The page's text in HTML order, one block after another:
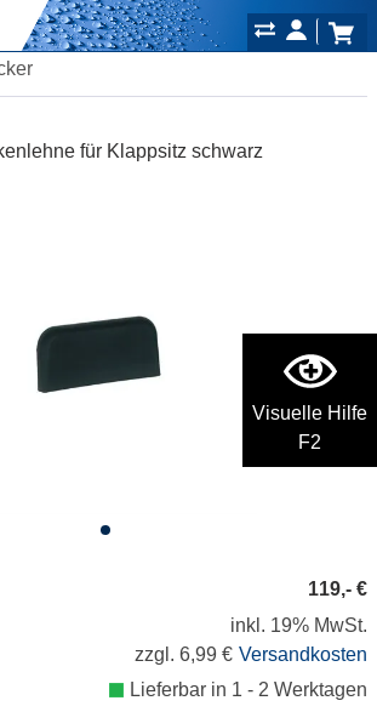
Visuelle Hilfe
F2
für Klappsitz schwarz
119,- €
inkl. 19% MwSt.
zzgl. 6,99 € Versandkosten
Lieferbar in 1 - 2 Werktagen